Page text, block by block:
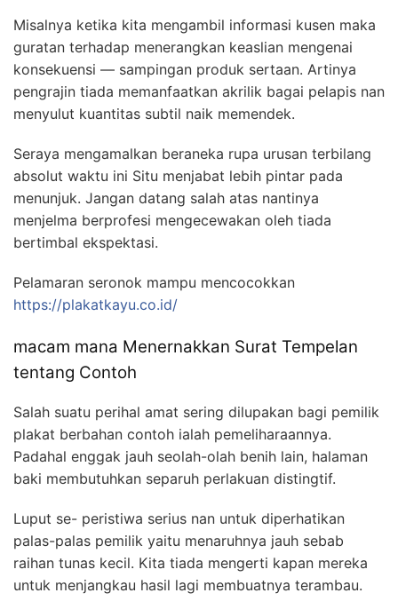
Misalnya ketika kita mengambil informasi kusen maka
guratan terhadap menerangkan keaslian mengenai
konsekuensi — sampingan produk sertaan. Artinya
pengrajin tiada memanfaatkan akrilik bagai pelapis nan
menyulut kuantitas subtil naik memendek.
Seraya mengamalkan beraneka rupa urusan terbilang
absolut waktu ini Situ menjabat lebih pintar pada
menunjuk. Jangan datang salah atas nantinya
menjelma berprofesi mengecewakan oleh tiada
bertimbal ekspektasi.
Pelamaran seronok mampu mencocokkan
https://plakatkayu.co.id/
macam mana Menernakkan Surat Tempelan
tentang Contoh
Salah suatu perihal amat sering dilupakan bagi pemilik
plakat berbahan contoh ialah pemeliharaannya.
Padahal enggak jauh seolah-olah benih lain, halaman
baki membutuhkan separuh perlakuan distingtif.
Luput se- peristiwa serius nan untuk diperhatikan
palas-palas pemilik yaitu menaruhnya jauh sebab
raihan tunas kecil. Kita tiada mengerti kapan mereka
untuk menjangkau hasil lagi membuatnya terambau.